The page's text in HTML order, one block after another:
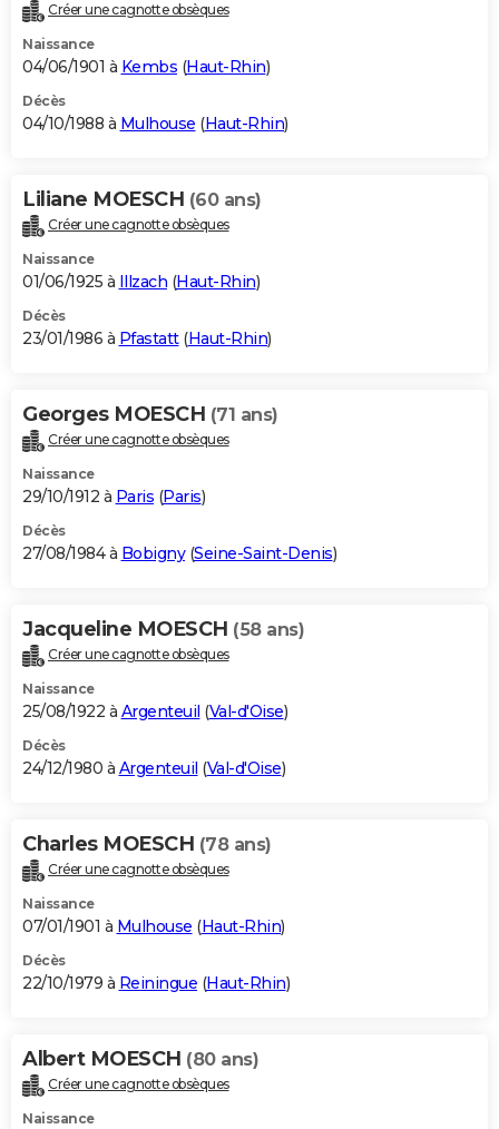
Créer une cagnotte obsèques
Naissance
04/06/1901 à Kembs (Haut-Rhin)
Décès
04/10/1988 à Mulhouse (Haut-Rhin)
Liliane MOESCH (60 ans)
Créer une cagnotte obsèques
Naissance
01/06/1925 à Illzach (Haut-Rhin)
Décès
23/01/1986 à Pfastatt(Haut-Rhin)
Georges MOESCH (71 ans)
Créer une cagnotte obsèques
Naissance
29/10/1912 à Paris (Paris)
Décès
27/08/1984 à Bobigny(Seine-Saint-Denis)
Jacqueline MOESCH (58 ans)
Créer une cagnotte obsèques
Naissance
25/08/1922 à Argenteuil (Val-d'Oise)
Décès
24/12/1980 à Argenteuil (Val-d'Oise)
Charles MOESCH (78 ans)
Créer une cagnotte obsèques
Naissance
07/01/1901 à Mulhouse (Haut-Rhin)
Décès
22/10/1979 à Reiningue (Haut-Rhin)
Albert MOESCH (80 ans)
Créer une cagnotte obsèques
Naissance